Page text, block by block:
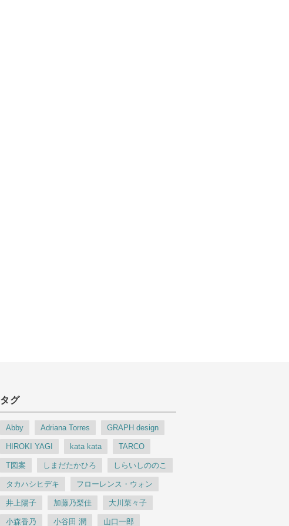
タグ
Abby Adriana Torres GRAPH design
HIROKI YAGI kata kata TARCO
T図案 しまだたかひろ しらいしののこ
タカハシヒデキ フローレンス・ウォン
井上陽子 加藤乃梨佳 大川菜々子
小森香乃 小谷田 潤 山口一郎